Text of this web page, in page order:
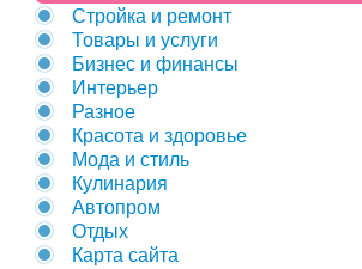
Стройка и ремонт
Товары и услуги
Бизнес и финансы
Интерьер
Разное
Красота и здоровье
Мода и стиль
Кулинария
Автопром
Отдых
Карта сайта